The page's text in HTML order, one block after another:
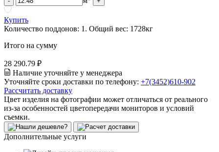
Купить
Количество поддонов: 1 . Общий вес: 1728кг
Итого на сумму
28 290.79 ₽
Наличие уточняйте у менеджера
Уточняйте сроки доставки по телефону: +7(3452)610-902
Рассчитать доставку
Цвет изделия на фотографии может отличаться от реального
из-за особенностей цветопередачи мониторов и условий
съемки.
Дополнительные услуги